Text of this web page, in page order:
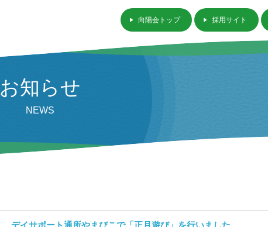
向陽会トップ 採用サイト
お知らせ
NEWS
デイサポート通所やまびこで「正月遊び」を行いました